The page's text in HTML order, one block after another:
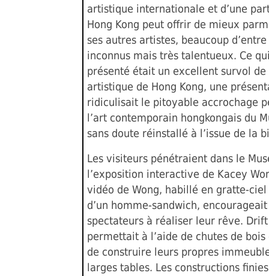
artistique internationale et d’une
Hong Kong peut offrir de mieux
ses autres artistes, beaucoup
inconnus mais très talentueux. Ce
présenté était un excellent survol de
artistique de Hong Kong, une
ridiculisait le pitoyable accrochage
l’art contemporain hongkongais du
sans doute réinstallé à l’issue de la
Les visiteurs pénétraient dans le
l’exposition interactive de Kacey
vidéo de Wong, habillé en gratte-
d’un homme-sandwich,
spectateurs à réaliser leur rêve.
permettait à l’aide de chutes de
de construire leurs propres
larges tables. Les constructions